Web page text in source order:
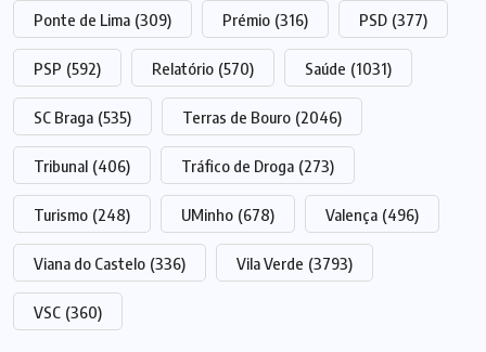
Ponte de Lima (309) Prémio (316) PSD (377)
PSP (592) Relatório (570) Saúde (1031)
SC Braga (535) Terras de Bouro (2046)
Tribunal (406) Tráfico de Droga (273)
Turismo (248) UMinho (678) Valença (496)
Viana do Castelo (336) Vila Verde (3793)
VSC (360)